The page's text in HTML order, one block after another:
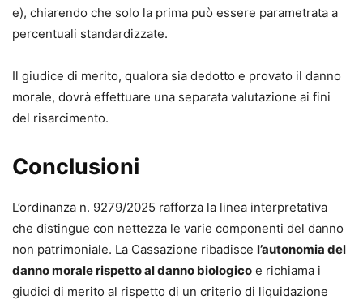
e), chiarendo che solo la prima può essere parametrata a
percentuali standardizzate.
Il giudice di merito, qualora sia dedotto e provato il danno
morale, dovrà effettuare una separata valutazione ai fini
del risarcimento.
Conclusioni
L’ordinanza n. 9279/2025 rafforza la linea interpretativa
che distingue con nettezza le varie componenti del danno
non patrimoniale. La Cassazione ribadisce l’autonomia del
danno morale rispetto al danno biologico e richiama i
giudici di merito al rispetto di un criterio di liquidazione